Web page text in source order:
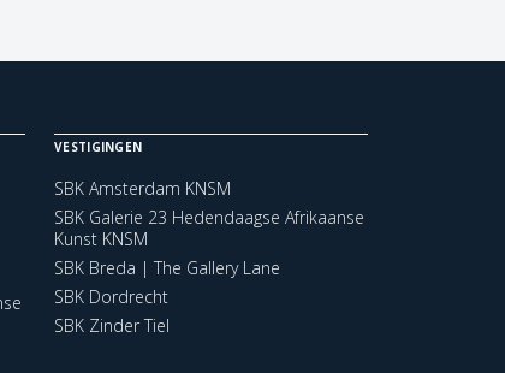
VESTIGINGEN
SBK Amsterdam KNSM
SBK Galerie 23 Hedendaagse Afrikaanse
Kunst KNSM
SBK Breda | The Gallery Lane
SBK Dordrecht
SBK Zinder Tiel